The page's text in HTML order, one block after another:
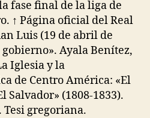
fase final de la liga de
↑ Página oficial del Real
Luis (19 de abril de
Ayala Benítez,
Iglesia y la
de Centro América: «El
Salvador» (1808-1833).
Tesi gregoriana.